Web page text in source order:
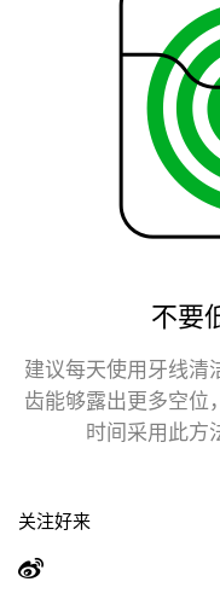
不要
建议每天使用牙线清
齿能够露出更多空位
时间采用此方
关注好来